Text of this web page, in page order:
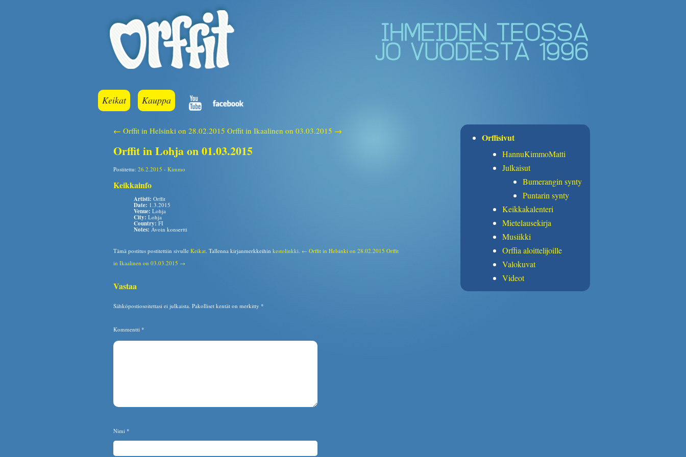
Keikat Kauppa
← Orffit in Helsinki on 28.02.2015 Orffit in Ikaalinen on 03.03.2015 →
Orffit in Lohja on 01.03.2015
Postitettu: 26.2.2015 - Kimmo
Keikkainfo
Artisti: Orffit
Date: 1.3.2015
Venue: Lohja
City: Lohja
Country: FI
Notes: Avoin konsertti
Tämä postitus postitettiin sivulle Keikat. Tallenna kirjanmerkkeihin kestolinkki. ← Orffit in Helsinki on 28.02.2015 Orffit
in Ikaalinen on 03.03.2015 →
Vastaa
Sähköpostiosoitettasi ei julkaista. Pakolliset kentät on merkitty *
Kommentti *
Nimi *
Orffisivut
HannuKimmoMatti
Julkaisut
Bumerangin synty
Puntarin synty
Keikkakalenteri
Mietelausekirja
Musiikki
Orffia aloittelijoille
Valokuvat
Videot